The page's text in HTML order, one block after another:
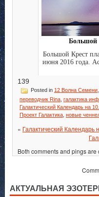
Большой
Большой Крест
июня 2016 года.
139
Posted in 12 Волна Семени
переводчик Rina галактика
Галактический Календарь на
Проект Галактика новые
« Галактический Календарь
Both comments and pings are
АКТУАЛЬНАЯ